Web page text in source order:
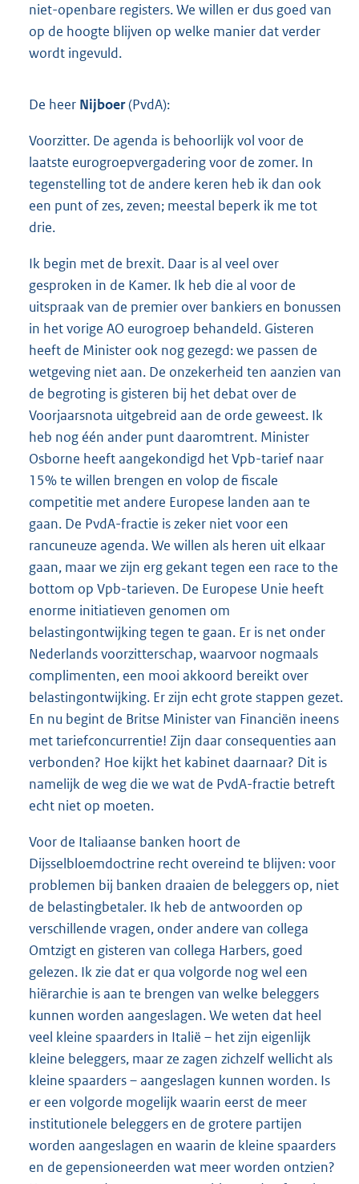
niet-openbare registers. We willen er dus goed van
op de hoogte blijven op welke manier dat verder
wordt ingevuld.
De heer Nijboer(PvdA):
Voorzitter. De agenda is behoorlijk vol voor de
laatste eurogroepvergadering voor de zomer. In
tegenstelling tot de andere keren heb ik dan ook
een punt of zes, zeven; meestal beperk ik me tot
drie.
Ik begin met de brexit. Daar is al veel over
gesproken in de Kamer. Ik heb die al voor de
uitspraak van de premier over bankiers en bonussen
in het vorige AO eurogroep behandeld. Gisteren
heeft de Minister ook nog gezegd: we passen de
wetgeving niet aan. De onzekerheid ten aanzien van
de begroting is gisteren bij het debat over de
Voorjaarsnota uitgebreid aan de orde geweest. Ik
heb nog één ander punt daaromtrent. Minister
Osborne heeft aangekondigd het Vpb-tarief naar
15% te willen brengen en volop de fiscale
competitie met andere Europese landen aan te
gaan. De PvdA-fractie is zeker niet voor een
rancuneuze agenda. We willen als heren uit elkaar
gaan, maar we zijn erg gekant tegen een race to the
bottom op Vpb-tarieven. De Europese Unie heeft
enorme initiatieven genomen om
belastingontwijking tegen te gaan. Er is net onder
Nederlands voorzitterschap, waarvoor nogmaals
complimenten, een mooi akkoord bereikt over
belastingontwijking. Er zijn echt grote stappen gezet.
En nu begint de Britse Minister van Financiën ineens
met tariefconcurrentie! Zijn daar consequenties aan
verbonden? Hoe kijkt het kabinet daarnaar? Dit is
namelijk de weg die we wat de PvdA-fractie betreft
echt niet op moeten.
Voor de Italiaanse banken hoort de
Dijsselbloemdoctrine recht overeind te blijven: voor
problemen bij banken draaien de beleggers op, niet
de belastingbetaler. Ik heb de antwoorden op
verschillende vragen, onder andere van collega
Omtzigt en gisteren van collega Harbers, goed
gelezen. Ik zie dat er qua volgorde nog wel een
hiërarchie is aan te brengen van welke beleggers
kunnen worden aangeslagen. We weten dat heel
veel kleine spaarders in Italië – het zijn eigenlijk
kleine beleggers, maar ze zagen zichzelf wellicht als
kleine spaarders – aangeslagen kunnen worden. Is
er een volgorde mogelijk waarin eerst de meer
institutionele beleggers en de grotere partijen
worden aangeslagen en waarin de kleine spaarders
en de gepensioneerden wat meer worden ontzien?